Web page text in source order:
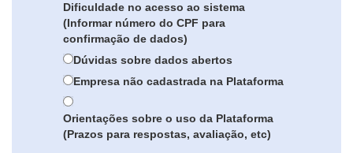
Dificuldade no acesso ao sistema
(Informar número do CPF para
confirmação de dados)
Dúvidas sobre dados abertos
Empresa não cadastrada na Plataforma
Orientações sobre o uso da Plataforma
(Prazos para respostas, avaliação, etc)